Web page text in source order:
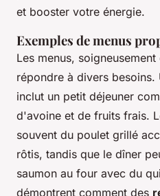
et booster votre énergie.
Exemples de menus
Les menus,
répondre à divers besoins.
inclut un petit déjeuner
d'avoine et de fruits frais.
souvent du poulet grillé
rôtis, tandis que le dîner
saumon au four avec du
démontrent comment des